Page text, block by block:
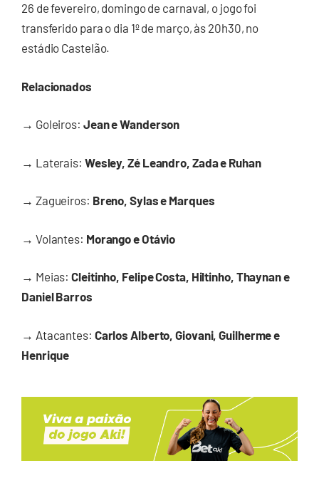
26 de fevereiro, domingo de carnaval, o jogo foi
transferido para o dia 1º de março, às 20h30, no
estádio Castelão.
Relacionados
→ Goleiros: Jean e Wanderson
→ Laterais: Wesley, Zé Leandro, Zada e Ruhan
→ Zagueiros: Breno, Sylas e Marques
→ Volantes: Morango e Otávio
→ Meias:Cleitinho, Felipe Costa, Hiltinho, Thaynan e
Daniel Barros
→ Atacantes: Carlos Alberto, Giovani, Guilherme e
Henrique